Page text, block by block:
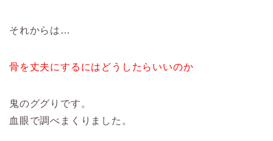
それからは…
骨を丈夫にするにはどうしたらいいのか
鬼のググりです。
血眼で調べまくりました。